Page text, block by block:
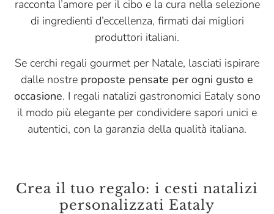
racconta l’amore per il cibo e la cura nella selezione
di ingredienti d’eccellenza, firmati dai migliori
produttori italiani.
Se cerchi regali gourmet per Natale, lasciati ispirare
dalle nostre proposte pensate per ogni gusto e
occasione. I regali natalizi gastronomici Eataly sono
il modo più elegante per condividere sapori unici e
autentici, con la garanzia della qualità italiana.
Crea il tuo regalo: i cesti natalizi
personalizzati Eataly